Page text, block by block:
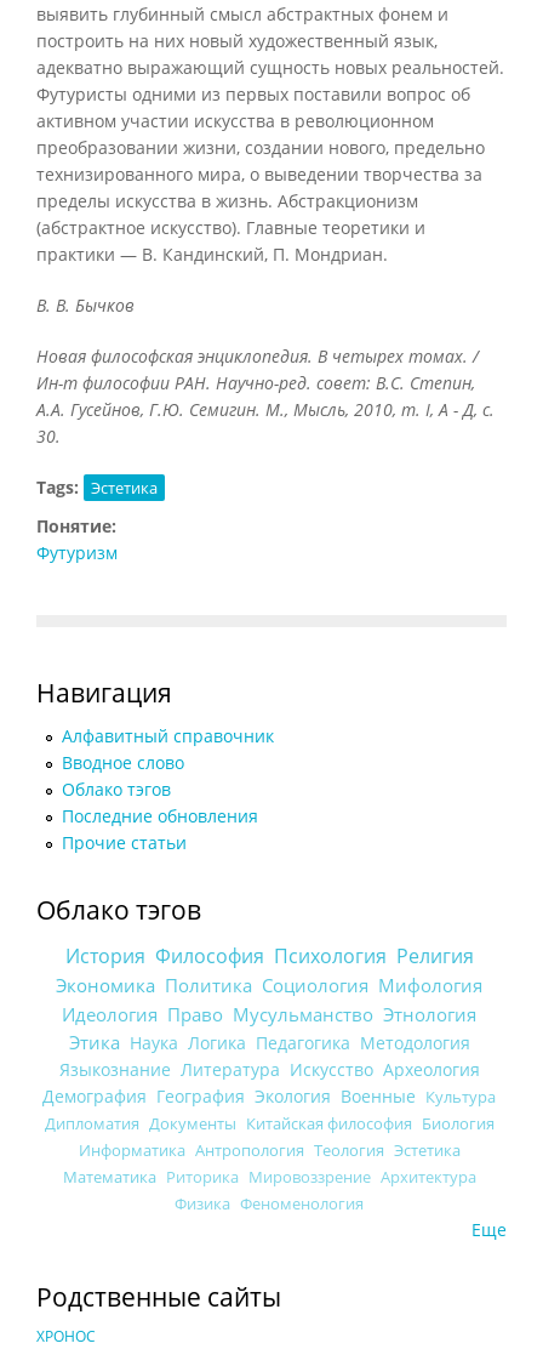
выявить глубинный смысл абстрактных фонем и
построить на них новый художественный язык,
адекватно выражающий сущность новых реальностей.
Футуристы одними из первых поставили вопрос об
активном участии искусства в революционном
преобразовании жизни, создании нового, предельно
технизированного мира, о выведении творчества за
пределы искусства в жизнь. Абстракционизм
(абстрактное искусство). Главные теоретики и
практики — В. Кандинский, П. Мондриан.
В. В. Бычков
Новая философская энциклопедия. В четырех томах. /
Ин-т философии РАН. Научно-ред. совет: В.С. Степин,
А.А. Гусейнов, Г.Ю. Семигин. М., Мысль, 2010, т. I, А - Д, с.
30.
Tags: Эстетика
Понятие:
Футуризм
Навигация
Алфавитный справочник
Вводное слово
Облако тэгов
Последние обновления
Прочие статьи
Облако тэгов
История Философия Психология Религия
Экономика Политика Социология Мифология
Идеология Право Мусульманство Этнология
Этика Наука Логика Педагогика Методология
Языкознание Литература Искусство Археология
Демография География Экология Военные Культура
Дипломатия Документы Китайская философия Биология
Информатика Антропология Теология Эстетика
Математика Риторика Мировоззрение Архитектура
Физика Феноменология
Еще
Родственные сайты
ХРОНОС